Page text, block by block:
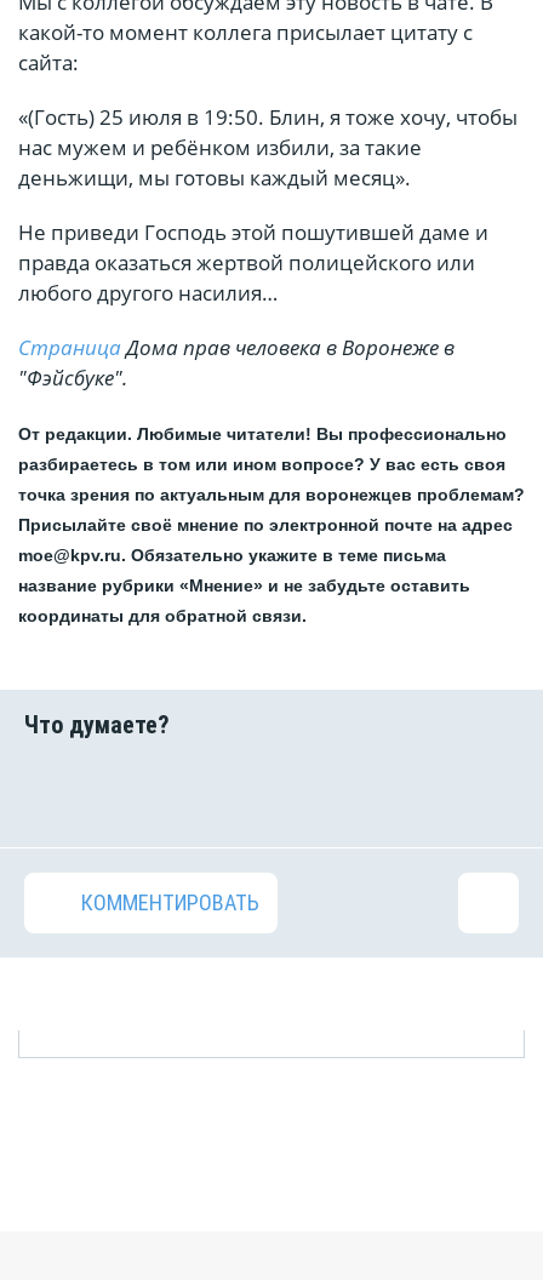
какой-то момент коллега присылает цитату с
сайта:
«(Гость) 25 июля в 19:50. Блин, я тоже хочу, чтобы
нас мужем и ребёнком избили, за такие
деньжищи, мы готовы каждый месяц».
Не приведи Господь этой пошутившей даме и
правда оказаться жертвой полицейского или
любого другого насилия…
СтраницаДома прав человека в Воронеже в
"Фэйсбуке".
От редакции. Любимые читатели! Вы профессионально
разбираетесь в том или ином вопросе? У вас есть своя
точка зрения по актуальным для воронежцев проблемам?
Присылайте своё мнение по электронной почте на адрес
moe@kpv.ru. Обязательно укажите в теме письма
название рубрики «Мнение» и не забудьте оставить
координаты для обратной связи.
КОММЕНТИРОВАТЬ